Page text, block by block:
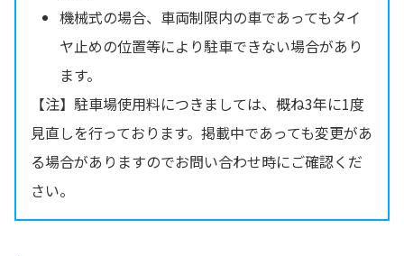
機械式の場合、車両制限内の車であってもタイ
ヤ止めの位置等により駐車できない場合があり
ます。
【注】駐車場使用料につきましては、概ね3年に1度
見直しを行っております。掲載中であっても変更があ
る場合がありますのでお問い合わせ時にご確認くだ
さい。